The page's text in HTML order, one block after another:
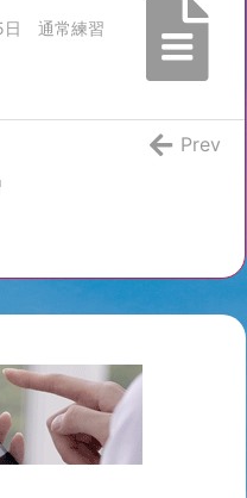
日 通常練習
Prev